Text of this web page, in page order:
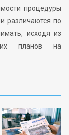
процедуры
различаются по
исходя из
планов на